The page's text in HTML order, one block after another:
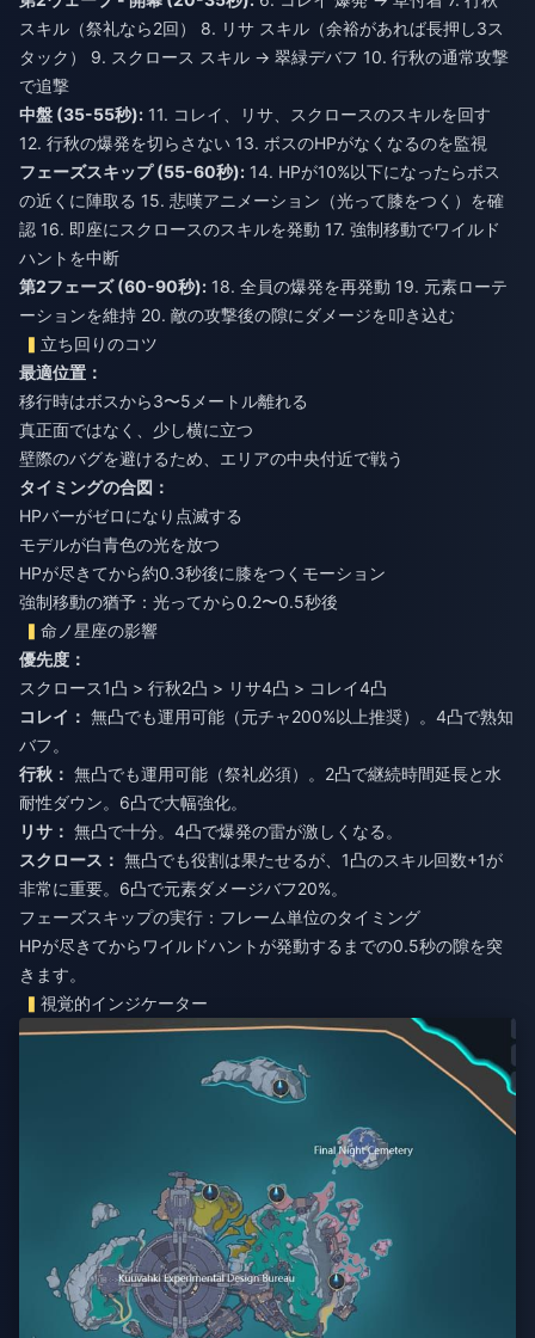
スキル（祭礼なら2回） 8. リサ スキル（余裕があれば長押し3ス
タック） 9. スクロース スキル → 翠緑デバフ 10. 行秋の通常攻撃
で追撃
中盤 (35-55秒): 11. コレイ、リサ、スクロースのスキルを回す
12. 行秋の爆発を切らさない 13. ボスのHPがなくなるのを監視
フェーズスキップ (55-60秒): 14. HPが10%以下になったらボス
の近くに陣取る 15. 悲嘆アニメーション（光って膝をつく）を確
認 16. 即座にスクロースのスキルを発動 17. 強制移動でワイルド
ハントを中断
第2フェーズ (60-90秒): 18. 全員の爆発を再発動 19. 元素ローテ
ーションを維持 20. 敵の攻撃後の隙にダメージを叩き込む
立ち回りのコツ
最適位置：
移行時はボスから3〜5メートル離れる
真正面ではなく、少し横に立つ
壁際のバグを避けるため、エリアの中央付近で戦う
タイミングの合図：
HPバーがゼロになり点滅する
モデルが白青色の光を放つ
HPが尽きてから約0.3秒後に膝をつくモーション
強制移動の猶予：光ってから0.2〜0.5秒後
命ノ星座の影響
優先度：
スクロース1凸 > 行秋2凸 > リサ4凸 > コレイ4凸
コレイ： 無凸でも運用可能（元チャ200%以上推奨）。4凸で熟知
バフ。
行秋： 無凸でも運用可能（祭礼必須）。2凸で継続時間延長と水
耐性ダウン。6凸で大幅強化。
リサ： 無凸で十分。4凸で爆発の雷が激しくなる。
スクロース： 無凸でも役割は果たせるが、1凸のスキル回数+1が
非常に重要。6凸で元素ダメージバフ20%。
フェーズスキップの実行：フレーム単位のタイミング
HPが尽きてからワイルドハントが発動するまでの0.5秒の隙を突
きます。
視覚的インジケーター